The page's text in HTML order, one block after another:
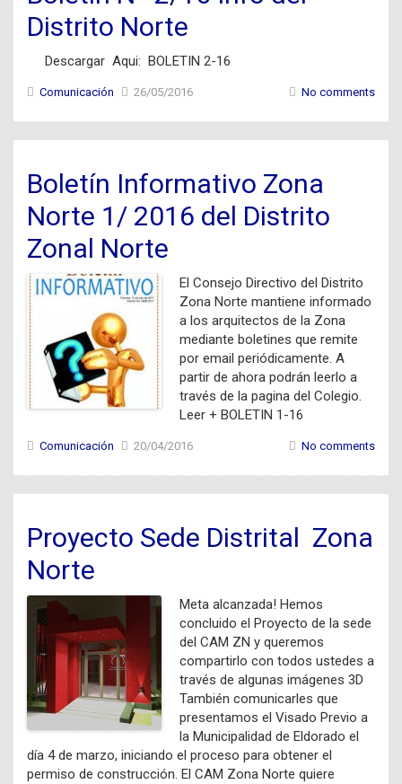
Distrito Norte
Descargar Aqui: BOLETIN 2-16
Comunicación 26/05/2016 No comments
Boletín Informativo Zona
Norte 1/ 2016 del Distrito
Zonal Norte
El Consejo Directivo del Distrito
Zona Norte mantiene informado
a los arquitectos de la Zona
mediante boletines que remite
por email periódicamente. A
partir de ahora podrán leerlo a
través de la pagina del Colegio.
Leer + BOLETIN 1-16
Comunicación 20/04/2016 No comments
Proyecto Sede Distrital Zona
Norte
Meta alcanzada! Hemos
concluido el Proyecto de la sede
del CAM ZN y queremos
compartirlo con todos ustedes a
través de algunas imágenes 3D
También comunicarles que
presentamos el Visado Previo a
la Municipalidad de Eldorado el
día 4 de marzo, iniciando el proceso para obtener el
permiso de construcción. El CAM Zona Norte quiere